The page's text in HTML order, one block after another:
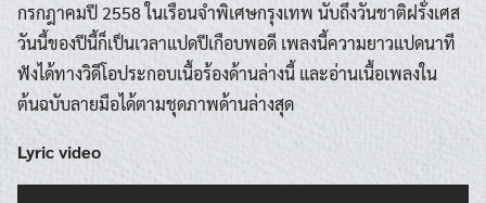
กรกฎาคมปี 2558 ในเรือนจำพิเศษกรุงเทพ นับถึงวันชาติฝรั่งเศส
วันนี้ของปีนี้ก็เป็นเวลาแปดปีเกือบพอดี เพลงนี้ความยาวแปดนาที
ฟังได้ทางวิดีโอประกอบเนื้อร้องด้านล่างนี้ และอ่านเนื้อเพลงใน
ต้นฉบับลายมือได้ตามชุดภาพด้านล่างสุด
Lyric video